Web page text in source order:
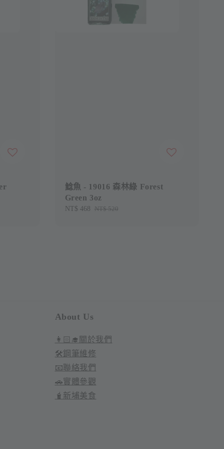
鯰魚 - 19016 森林綠 Forest
Green 3oz
Sale
NT$ 468 Regular
NT$ 520
About Us
👩🏻‍🎓關於我們
🛠️鋼筆維修
📧聯絡我們
🚗實體參觀
🧋新埔美食